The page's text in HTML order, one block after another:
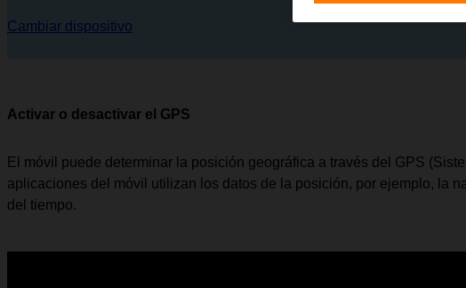
Cambiar dispositivo
Activar o desactivar el GPS
El móvil puede determinar la posición geográfica a través del GPS
aplicaciones del móvil utilizan los datos de la posición, por ejemplo, la
del tiempo.